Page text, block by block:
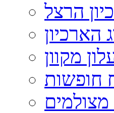
הרצל
הארכיון
מקוון
חופשות